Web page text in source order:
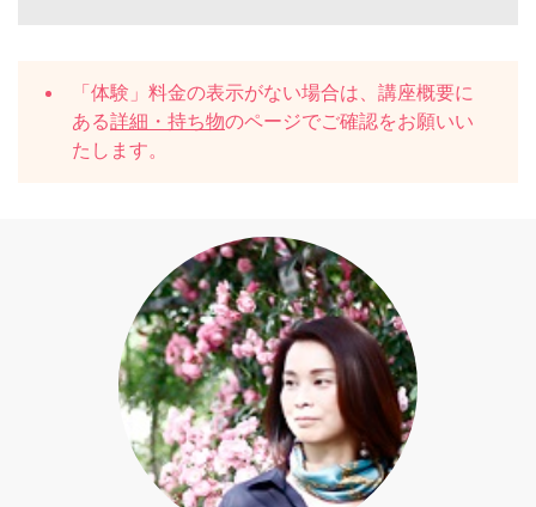
「体験」料金の表示がない場合は、講座概要に
ある詳細・持ち物のページでご確認をお願いい
たします。